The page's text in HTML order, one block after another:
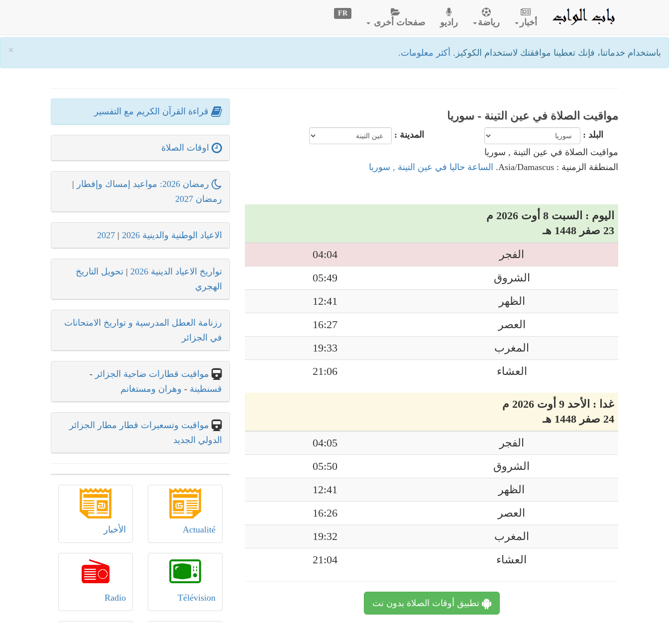
× باستخدام خدماتنا، فإنك تعطينا موافقتك لاستخدام الكوكيز. أكثر معلومات.
أخبار رياضة راديو صفحات أخرى
FR
مواقيت الصلاة في عين التينة - سوريا
البلد :
المدينة :
مواقيت الصلاة في عين التينة , سوريا
المنطقة الزمنية : Asia/Damascus.
الساعة حاليا في عين التينة , سوريا
اليوم : السبت 8 أوت 2026 م
23 صفر 1448 هـ
الفجر
04:04
الشروق
05:49
الظهر
12:41
العصر
16:27
المغرب
19:33
العشاء
21:06
غدا : الأحد 9 أوت 2026 م
24 صفر 1448 هـ
الفجر
04:05
الشروق
05:50
الظهر
12:41
العصر
16:26
المغرب
19:32
العشاء
21:04
تطبيق أوقات الصلاة بدون نت
قراءة القرآن الكريم مع التفسير
اوقات الصلاة
رمضان 2026: مواعيد إمساك وإفطار
|
رمضان 2027
الاعياد الوطنية والدينية 2026 |
2027
تواريخ الاعياد الدينية 2026 | تحويل التاريخ
الهجري
رزنامة العطل المدرسية و تواريخ الامتحانات
في الجزائر
مواقيت قطارات ضاحية الجزائر -
قسنطينة - وهران ومستغانم
مواقيت وتسعيرات قطار مطار الجزائر
الدولي الجديد
Actualité الأخبار
Télévision
Radio